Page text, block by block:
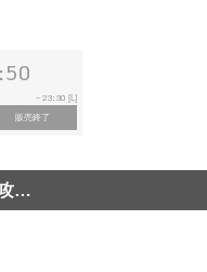
~ 23:30 [L]
販売終了
…